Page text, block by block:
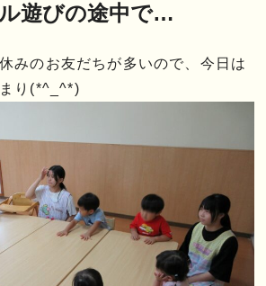
遊びの途中で…
みのお友だちが多いので、今日は
り(*^_^*)